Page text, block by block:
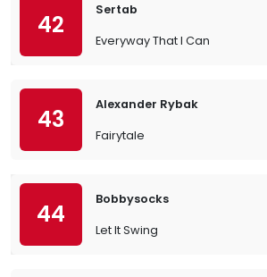
42
Sertab
Everyway That I Can
43
Alexander Rybak
Fairytale
44
Bobbysocks
Let It Swing